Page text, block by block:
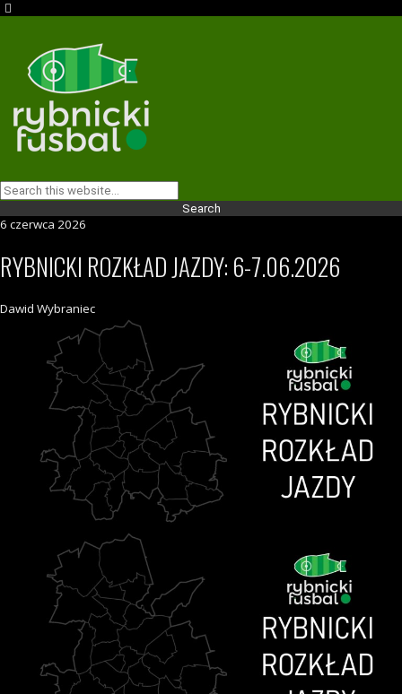
6 czerwca 2026
RYBNICKI ROZKŁAD JAZDY: 6-7.06.2026
Dawid Wybraniec